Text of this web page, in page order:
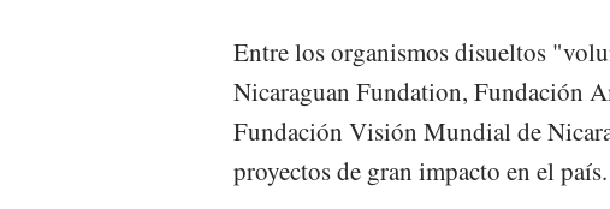
Entre los organismos disueltos
Nicaraguan Fundation, Fundación
Fundación Visión Mundial de
proyectos de gran impacto en el país.